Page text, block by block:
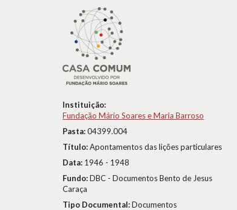
Instituição:
Fundação Mário Soares e Maria Barroso
Pasta:04399.004
Título:Apontamentos das lições particulares
Data: 1946 - 1948
Fundo:DBC - Documentos Bento de Jesus
Caraça
Tipo Documental:Documentos